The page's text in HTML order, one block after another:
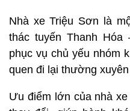
Nhà xe Triệu Sơn là
thác tuyến Thanh
phục vụ chủ yếu nhóm
quen đi lại thường
Ưu điểm lớn của nhà